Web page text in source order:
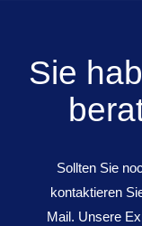
Sie
Sollten Sie
kontaktieren
Mail. Unsere